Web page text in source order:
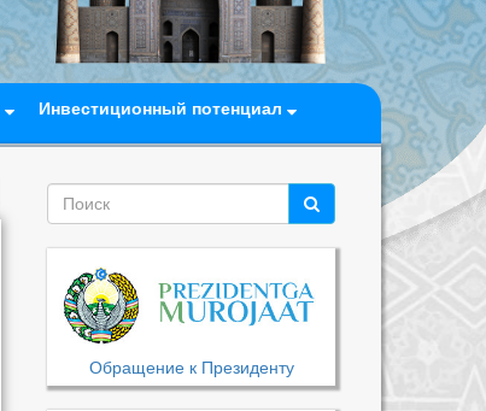
Инвестиционный потенциал
Обращение к Президенту